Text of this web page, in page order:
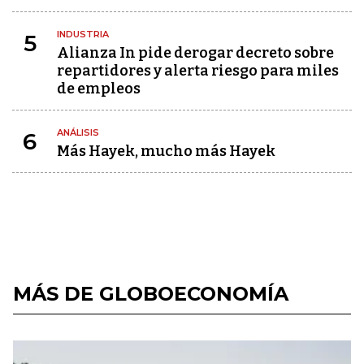
5 INDUSTRIA
Alianza In pide derogar decreto sobre
repartidores y alerta riesgo para miles
de empleos
6 ANÁLISIS
Más Hayek, mucho más Hayek
MÁS DE GLOBOECONOMÍA